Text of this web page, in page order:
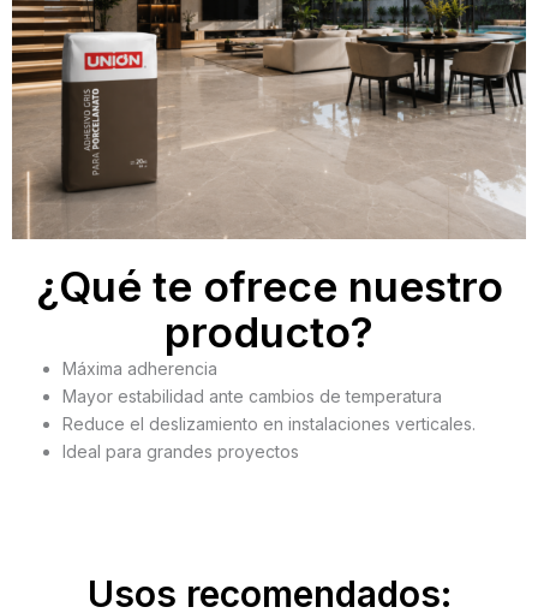
¿Qué te ofrece nuestro
producto?
Máxima adherencia
Mayor estabilidad ante cambios de temperatura
Reduce el deslizamiento en instalaciones verticales.
Ideal para grandes proyectos
Usos recomendados: